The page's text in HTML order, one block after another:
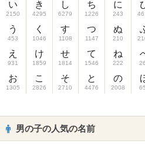
い
2150
う
453
え
931
お
1305
き
4295
く
1046
け
1859
こ
2826
し
6279
す
1108
せ
1814
そ
2710
ち
1226
つ
1147
て
1546
と
4476
に
243
ぬ
210
ね
222
の
2008
男の子の人気の名前